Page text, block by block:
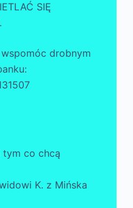
SIĘ
drobnym
tym co chcą
K. z Mińska